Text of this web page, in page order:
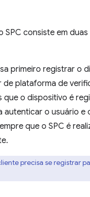
SPC consiste em
primeiro registrar o
plataforma de
que o dispositivo é
autenticar o usuário e
que o SPC é
precisa se registrar